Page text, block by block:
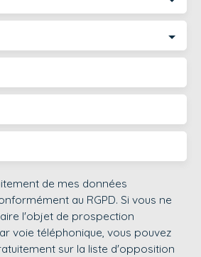
de mes données
au RGPD. Si vous ne
l'objet de prospection
voie téléphonique, vous pouvez
sur la liste d'opposition